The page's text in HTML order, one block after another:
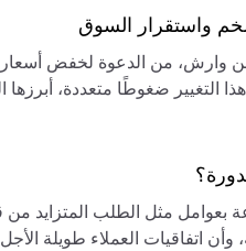
واستقرار السوق
وارش، من الدعوة لخفض أسعار
التغيير ضغوطًا متعددة، أبرزها
التي تقيد خيارات خفض الفائدة
بعوامل مثل الطلب المتزايد
اتفاقيات العملاء طويلة